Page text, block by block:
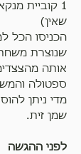
1 קוביית
שאין)
הכניסו הכל
שנוצרת
אותה
ספטולה
מדי ניתן
שמן זית.
לפני ההגשה